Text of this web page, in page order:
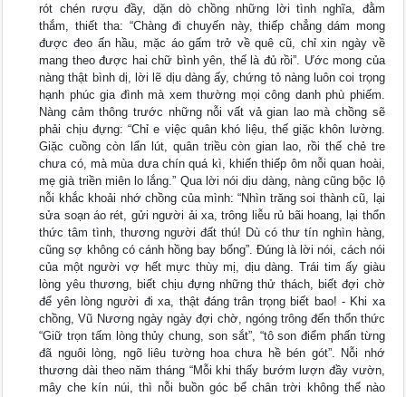
rót chén rượu đầy, dặn dò chồng những lời tình nghĩa, đằm
thắm, thiết tha: “Chàng đi chuyến này, thiếp chẳng dám mong
được đeo ấn hầu, mặc áo gấm trở về quê cũ, chỉ xin ngày về
mang theo được hai chữ bình yên, thế là đủ rồi”. Ước mong của
nàng thật bình dị, lời lẽ dịu dàng ấy, chứng tỏ nàng luôn coi trọng
hạnh phúc gia đình mà xem thường mọi công danh phù phiếm.
Nàng cảm thông trước những nỗi vất vả gian lao mà chồng sẽ
phải chịu đựng: “Chỉ e việc quân khó liệu, thế giặc khôn lường.
Giặc cuồng còn lẩn lút, quân triều còn gian lao, rồi thế chẻ tre
chưa có, mà mùa dưa chín quá kì, khiến thiếp ôm nỗi quan hoài,
mẹ già triền miên lo lắng.” Qua lời nói dịu dàng, nàng cũng bộc lộ
nỗi khắc khoải nhớ chồng của mình: “Nhìn trăng soi thành cũ, lại
sửa soạn áo rét, gửi người ải xa, trông liễu rủ bãi hoang, lại thổn
thức tâm tình, thương người đất thú! Dù có thư tín nghìn hàng,
cũng sợ không có cánh hồng bay bổng”. Đúng là lời nói, cách nói
của một người vợ hết mực thùy mị, dịu dàng. Trái tim ấy giàu
lòng yêu thương, biết chịu đựng những thử thách, biết đợi chờ
để yên lòng người đi xa, thật đáng trân trọng biết bao! - Khi xa
chồng, Vũ Nương ngày ngày đợi chờ, ngóng trông đến thổn thức
“Giữ trọn tấm lòng thủy chung, son sắt”, “tô son điểm phấn từng
đã nguôi lòng, ngõ liêu tường hoa chưa hề bén gót”. Nỗi nhớ
thương dài theo năm tháng “Mỗi khi thấy bướm lượn đầy vườn,
mây che kín núi, thì nỗi buồn góc bể chân trời không thể nào